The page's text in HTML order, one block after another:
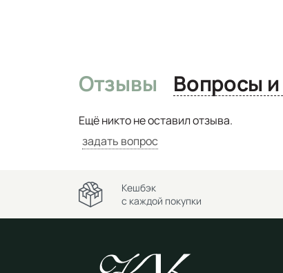
Отзывы
Ещё никто не оставил отзыва.
задать вопрос
Кешбэк
с каждой покупки